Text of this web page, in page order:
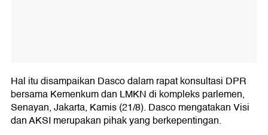
Hal itu disampaikan Dasco dalam rapat konsultasi DPR
bersama Kemenkum dan LMKN di kompleks parlemen,
Senayan, Jakarta, Kamis (21/8). Dasco mengatakan Visi
dan AKSI merupakan pihak yang berkepentingan.